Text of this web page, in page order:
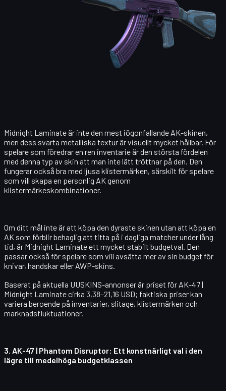
Midnight Laminate är inte den mest iögonfallande AK-skinen,
men dess svarta metalliska textur är visuellt mycket hållbar. För
spelare som föredrar en ren inventarie är den största fördelen
med denna typ av skin att man inte lätt tröttnar på den. Den
fungerar också bra med ljusa klistermärken, särskilt för spelare
som vill skapa en personlig AK genom
klistermärkeskombinationer.
Om ditt mål inte är att köpa den dyraste skinen utan att köpa en
AK som förblir behaglig att titta på i dagliga matcher under lång
tid, är Midnight Laminate ett mycket stabilt budgetval. Den
passar också för spelare som vill avsätta mer av sin budget för
knivar, handskar eller AWP-skins.
Baserat på aktuella UUSKINS-annonser är priset för AK-47 |
Midnight Laminatecirka 3,38–21,16 USD; faktiska priser kan
variera beroende på inventarier, slitage, klistermärken och
marknadsfluktuationer.
3. AK-47 | Phantom Disruptor: Ett konstnärligt val i den
lägre till medelhöga budgetklassen